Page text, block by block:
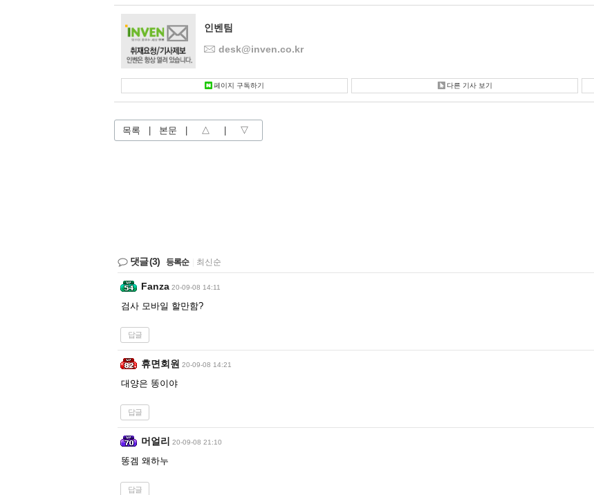
인벤팀
desk@inven.co.kr
페이지 구독하기 다른 기사 보기
목록 본문 △ ▽
댓글(3) 등록순 최신순
Fanza 20-09-08 14:11
검사 모바일 할만함?
답글
휴면회원 20-09-08 14:21
대양은 똥이야
답글
머얼리 20-09-08 21:10
똥겜 왜하누
답글